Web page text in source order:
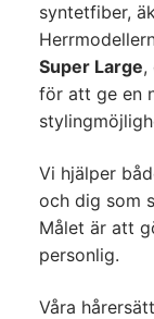
syntetfiber,
Super Large,
för att ge en
Vi hjälper
och dig som
Målet är att
personlig.
Våra